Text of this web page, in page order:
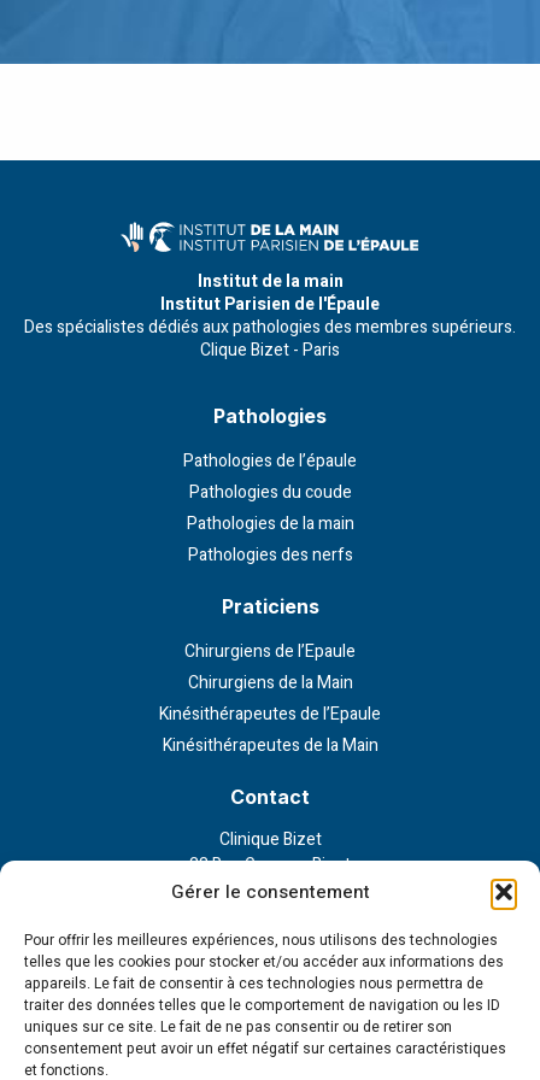
Gérer le consentement
Pour offrir les meilleures expériences, nous utilisons des technologies
telles que les cookies pour stocker et/ou accéder aux informations des
appareils. Le fait de consentir à ces technologies nous permettra de
traiter des données telles que le comportement de navigation ou les ID
uniques sur ce site. Le fait de ne pas consentir ou de retirer son
consentement peut avoir un effet négatif sur certaines caractéristiques
et fonctions.
Institut de la main
Institut Parisien de l'Épaule
Des spécialistes dédiés aux pathologies des membres supérieurs.
Clique Bizet - Paris
Pathologies
Pathologies de l’épaule
Pathologies du coude
Pathologies de la main
Pathologies des nerfs
Praticiens
Chirurgiens de l’Epaule
Chirurgiens de la Main
Kinésithérapeutes de l’Epaule
Kinésithérapeutes de la Main
Contact
Clinique Bizet
23 Rue Georges Bizet
75116 Paris
Liens externe
Politique de confidentialité
Politique en matière de cookies